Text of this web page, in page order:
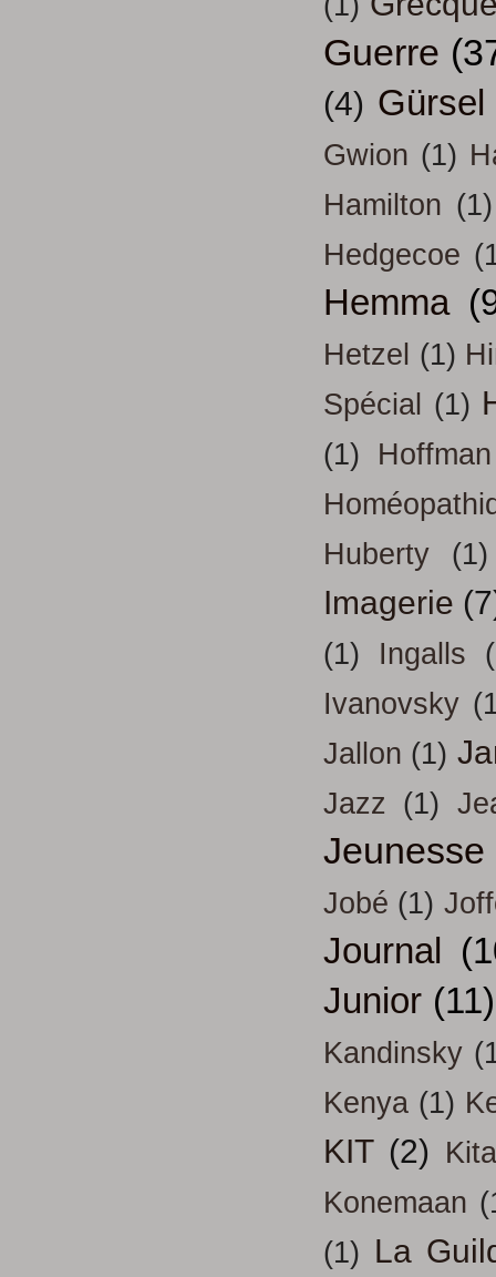
Guerre
(4) Gürsel
Gwion (1)
Hamilton (1)
Hedgecoe
Hemma
Hetzel (1)
Spécial (1)
(1)
Hoffman
Huberty
(1)
Imagerie
(1) Ingalls
Ivanovsky
Jallon (1)
Jazz (1)
Jeunesse
Jobé (1)
Journal
Junior (11)
Kandinsky
Kenya (1)
KIT (2)
Konemaan
(1) La